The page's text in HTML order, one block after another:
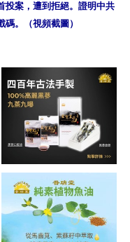
投案，遭到拒絕。證明中共
。（視頻截圖）